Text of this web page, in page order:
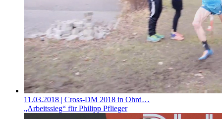
11.03.2018 | Cross-DM 2018 in Ohrd…
„Arbeitssieg“ für Philipp Pflieger